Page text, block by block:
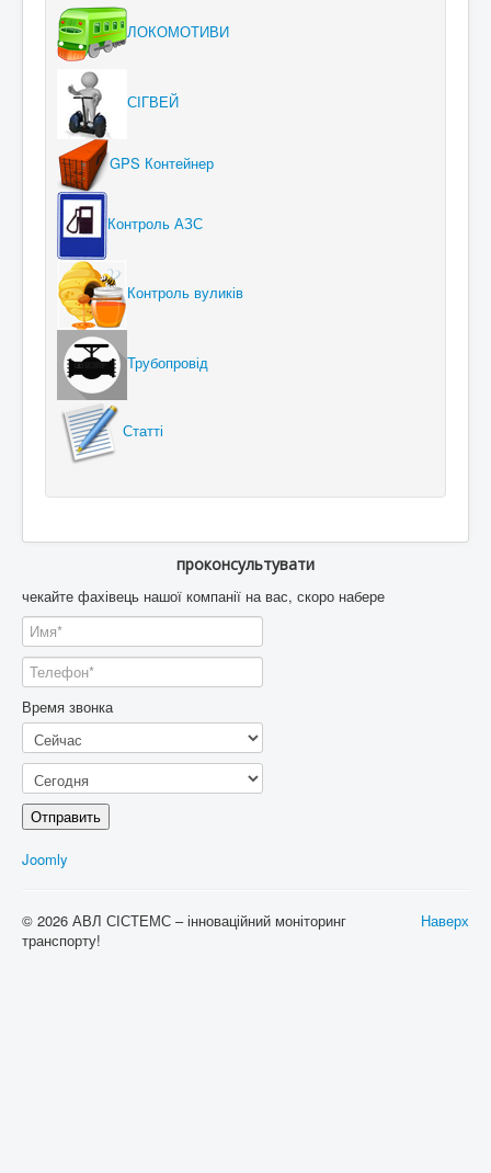
ЛОКОМОТИВИ
СІГВЕЙ
GPS Контейнер
Контроль АЗС
Контроль вуликів
Трубопровід
Статті
проконсультувати
чекайте фахівець нашої компанії на вас, скоро набере
Время звонка
Отправить
Joomly
Наверх
© 2026 АВЛ СІСТЕМС – інноваційний моніторинг
транспорту!